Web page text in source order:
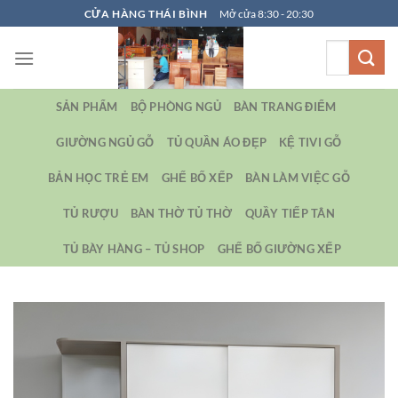
qua
nội
CỬA HÀNG THÁI BÌNH Mở cửa 8:30 - 20:30
SẢN PHẨM BỘ PHÒNG NGỦ BÀN TRANG ĐIỂM
GIƯỜNG NGỦ GỖ TỦ QUẦN ÁO ĐẸP KỆ TIVI GỖ
BẢN HỌC TRẺ EM GHẾ BỐ XẾP BÀN LÀM VIỆC GỖ
TỦ RƯỢU BÀN THỜ TỦ THỜ QUẦY TIẾP TÂN
TỦ BÀY HÀNG – TỦ SHOP GHẾ BỐ GIƯỜNG XẾP